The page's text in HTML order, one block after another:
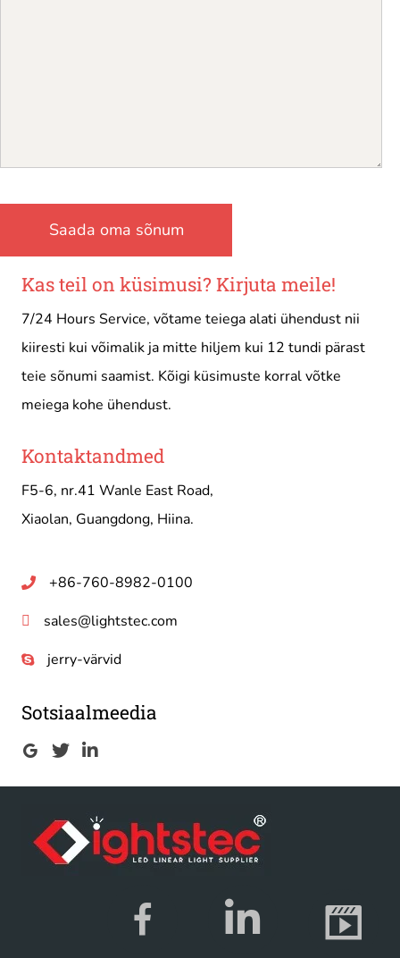
Kas teil on küsimusi? Kirjuta meile!
7/24 Hours Service, võtame teiega alati ühendust nii
kiiresti kui võimalik ja mitte hiljem kui 12 tundi pärast
teie sõnumi saamist. Kõigi küsimuste korral võtke
meiega kohe ühendust.
Kontaktandmed
F5-6, nr.41 Wanle East Road,
Xiaolan, Guangdong, Hiina.
+86-760-8982-0100
sales@lightstec.com
jerry-värvid
Sotsiaalmeedia